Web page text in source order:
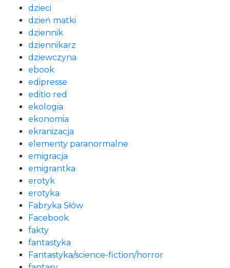
dzieci
dzień matki
dziennik
dziennikarz
dziewczyna
ebook
edipresse
editio red
ekologia
ekonomia
ekranizacja
elementy paranormalne
emigracja
emigrantka
erotyk
erotyka
Fabryka Słów
Facebook
fakty
fantastyka
Fantastyka/science-fiction/horror